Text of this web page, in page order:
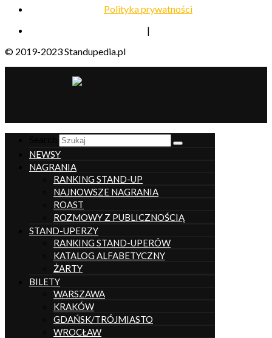
Polityka prywatności
|
© 2019-2023 Standupedia.pl
NEWSY
NAGRANIA
RANKING STAND-UP
NAJNOWSZE NAGRANIA
ROAST
ROZMOWY Z PUBLICZNOŚCIĄ
STAND-UPERZY
RANKING STAND-UPERÓW
KATALOG ALFABETYCZNY
ŻARTY
BILETY
WARSZAWA
KRAKÓW
GDAŃSK/TRÓJMIASTO
WROCŁAW